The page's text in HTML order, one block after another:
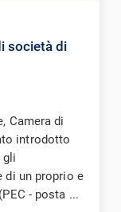
società di
Camera di
introdotto
gli
di un proprio e
- posta ...